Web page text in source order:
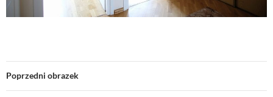
Poprzedni obrazek